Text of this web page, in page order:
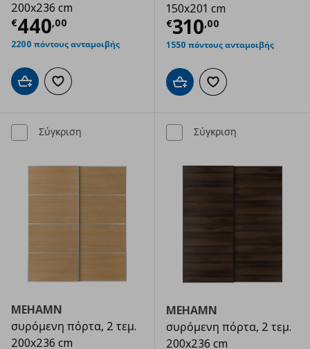
200x236 cm
€440,00
Τρέχουσα τιμή € 440,00
2200 πόντους ανταμοιβής
Προσθήκη στο καλάθι
Προσθήκη στα αγαπημένα
150x201 cm
€310,00
Τρέχουσα
1550 πόντους ανταμοιβής
Προσθήκη στο καλάθι
Προσθήκη στα
Σύγκριση
MEHAMN
συρόμενη πόρτα, 2 τεμ.
200x236 cm
Σύγκριση
MEHAMN
συρόμενη πόρτα, 2 τεμ.
200x236 cm